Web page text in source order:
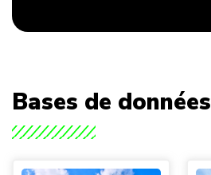
Bases de données